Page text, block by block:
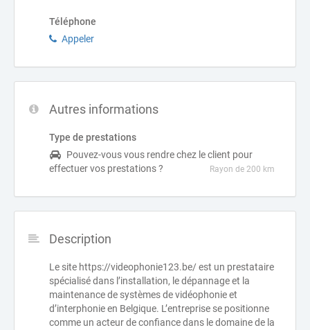
Téléphone
Appeler
Autres informations
Type de prestations
Pouvez-vous vous rendre chez le client pour
effectuer vos prestations ?
Rayon de 200 km
Description
Le site https://videophonie123.be/ est un prestataire
spécialisé dans l’installation, le dépannage et la
maintenance de systèmes de vidéophonie et
d’interphonie en Belgique. L’entreprise se positionne
comme un acteur de confiance dans le domaine de la